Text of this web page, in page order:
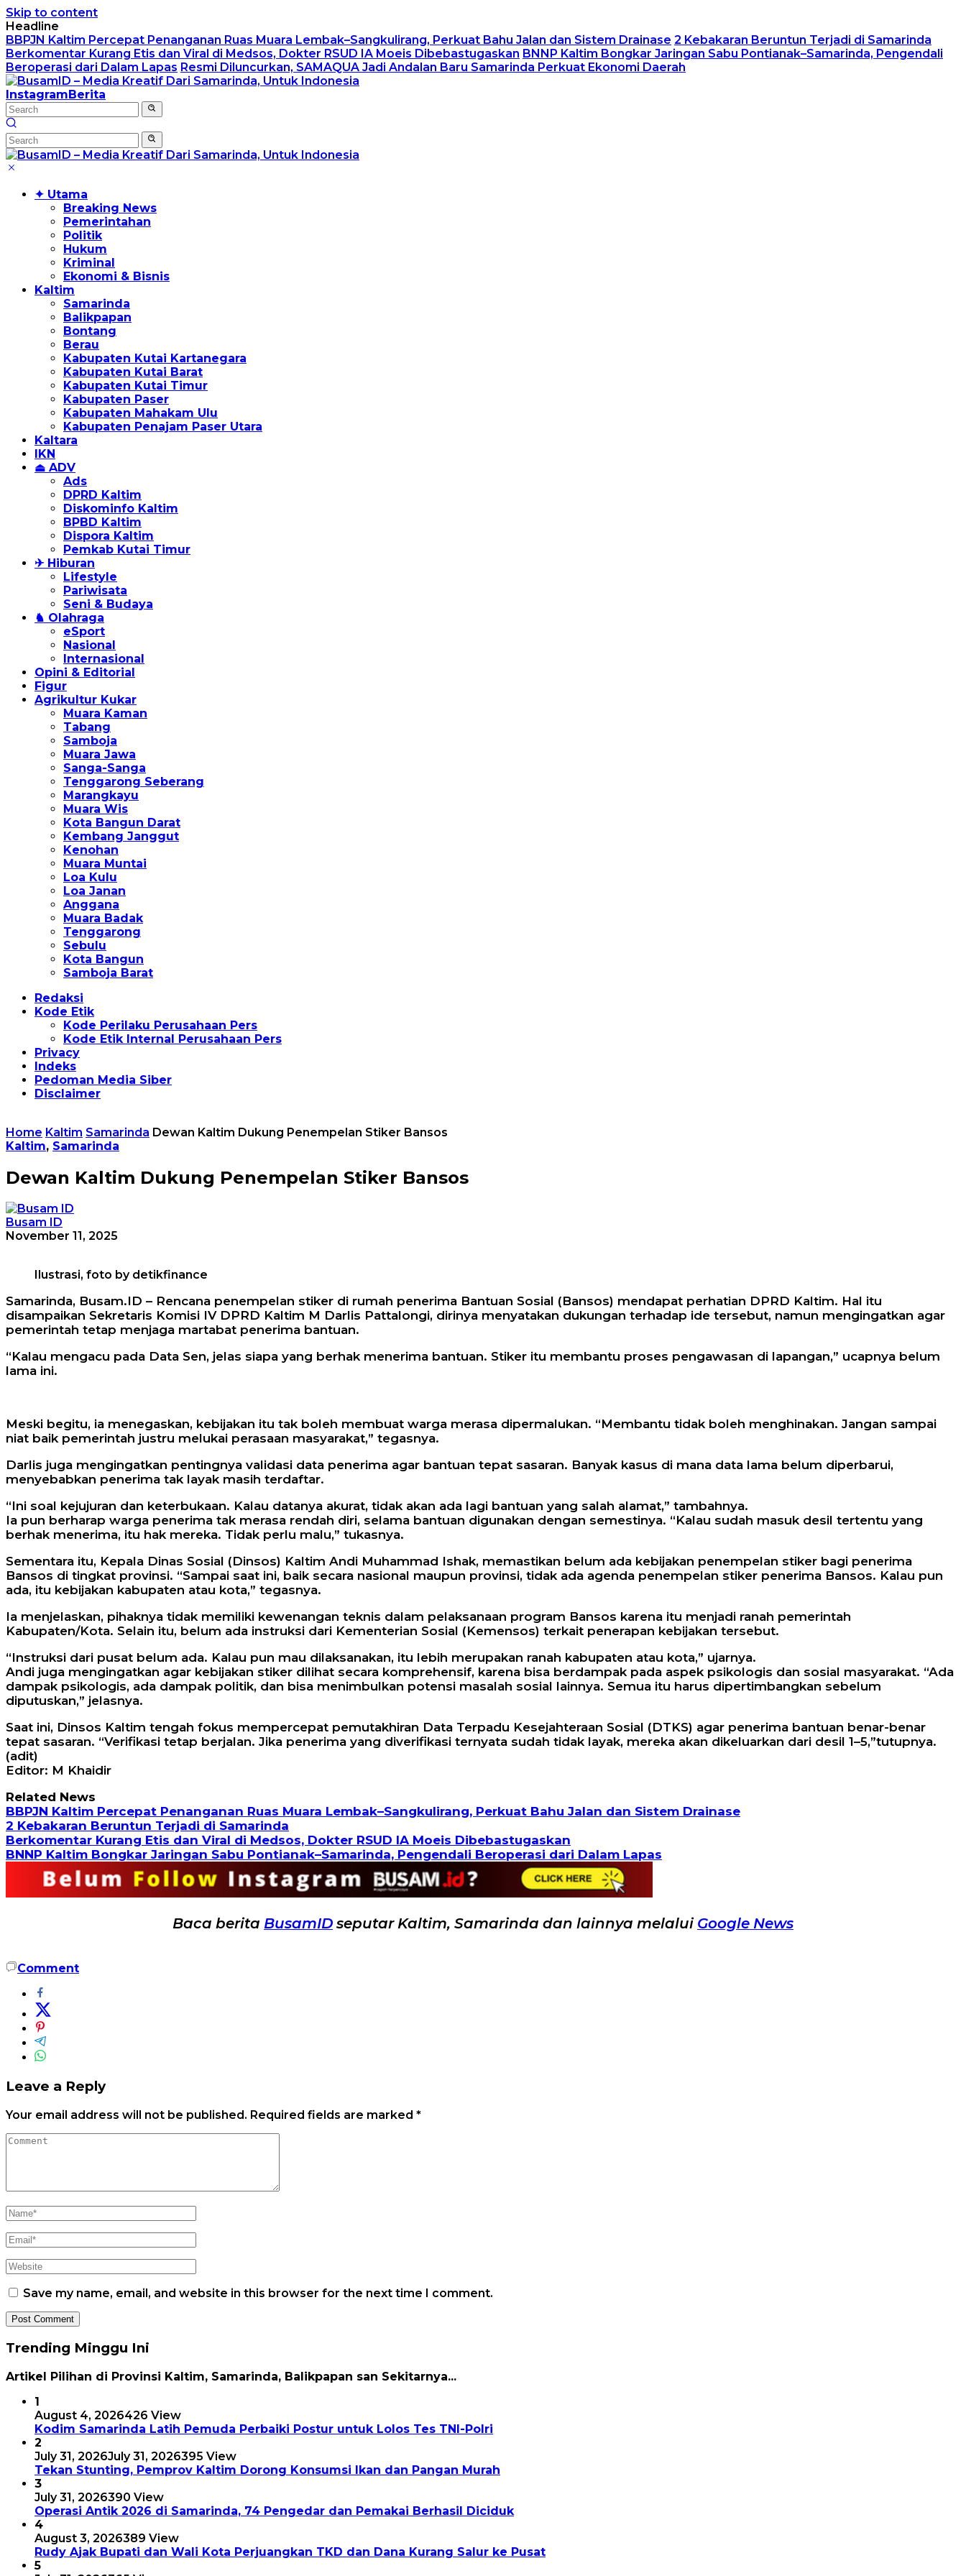
Skip to content
Headline
BBPJN Kaltim Percepat Penanganan Ruas Muara Lembak–Sangkulirang, Perkuat Bahu Jalan dan Sistem Drainase 2 Kebakaran Beruntun Terjadi di Samarinda
Berkomentar Kurang Etis dan Viral di Medsos, Dokter RSUD IA Moeis Dibebastugaskan BNNP Kaltim Bongkar Jaringan Sabu Pontianak–Samarinda, Pengendali
Beroperasi dari Dalam Lapas Resmi Diluncurkan, SAMAQUA Jadi Andalan Baru Samarinda Perkuat Ekonomi Daerah
InstagramBerita
✦ Utama
Breaking News
Pemerintahan
Politik
Hukum
Kriminal
Ekonomi & Bisnis
Kaltim
Samarinda
Balikpapan
Bontang
Berau
Kabupaten Kutai Kartanegara
Kabupaten Kutai Barat
Kabupaten Kutai Timur
Kabupaten Paser
Kabupaten Mahakam Ulu
Kabupaten Penajam Paser Utara
Kaltara
IKN
⏏ ADV
Ads
DPRD Kaltim
Diskominfo Kaltim
BPBD Kaltim
Dispora Kaltim
Pemkab Kutai Timur
✈ Hiburan
Lifestyle
Pariwisata
Seni & Budaya
♞ Olahraga
eSport
Nasional
Internasional
Opini & Editorial
Figur
Agrikultur Kukar
Muara Kaman
Tabang
Samboja
Muara Jawa
Sanga-Sanga
Tenggarong Seberang
Marangkayu
Muara Wis
Kota Bangun Darat
Kembang Janggut
Kenohan
Muara Muntai
Loa Kulu
Loa Janan
Anggana
Muara Badak
Tenggarong
Sebulu
Kota Bangun
Samboja Barat
Redaksi
Kode Etik
Kode Perilaku Perusahaan Pers
Kode Etik Internal Perusahaan Pers
Privacy
Indeks
Pedoman Media Siber
Disclaimer
Home Kaltim Samarinda Dewan Kaltim Dukung Penempelan Stiker Bansos
Kaltim, Samarinda
Dewan Kaltim Dukung Penempelan Stiker Bansos
Busam ID
November 11, 2025
Ilustrasi, foto by detikfinance
Samarinda, Busam.ID – Rencana penempelan stiker di rumah penerima Bantuan Sosial (Bansos) mendapat perhatian DPRD Kaltim. Hal itu
disampaikan Sekretaris Komisi IV DPRD Kaltim M Darlis Pattalongi, dirinya menyatakan dukungan terhadap ide tersebut, namun mengingatkan agar
pemerintah tetap menjaga martabat penerima bantuan.
“Kalau mengacu pada Data Sen, jelas siapa yang berhak menerima bantuan. Stiker itu membantu proses pengawasan di lapangan,” ucapnya belum
lama ini.
Meski begitu, ia menegaskan, kebijakan itu tak boleh membuat warga merasa dipermalukan. “Membantu tidak boleh menghinakan. Jangan sampai
niat baik pemerintah justru melukai perasaan masyarakat,” tegasnya.
Darlis juga mengingatkan pentingnya validasi data penerima agar bantuan tepat sasaran. Banyak kasus di mana data lama belum diperbarui,
menyebabkan penerima tak layak masih terdaftar.
“Ini soal kejujuran dan keterbukaan. Kalau datanya akurat, tidak akan ada lagi bantuan yang salah alamat,” tambahnya.
Ia pun berharap warga penerima tak merasa rendah diri, selama bantuan digunakan dengan semestinya. “Kalau sudah masuk desil tertentu yang
berhak menerima, itu hak mereka. Tidak perlu malu,” tukasnya.
Sementara itu, Kepala Dinas Sosial (Dinsos) Kaltim Andi Muhammad Ishak, memastikan belum ada kebijakan penempelan stiker bagi penerima
Bansos di tingkat provinsi. “Sampai saat ini, baik secara nasional maupun provinsi, tidak ada agenda penempelan stiker penerima Bansos. Kalau pun
ada, itu kebijakan kabupaten atau kota,” tegasnya.
Ia menjelaskan, pihaknya tidak memiliki kewenangan teknis dalam pelaksanaan program Bansos karena itu menjadi ranah pemerintah
Kabupaten/Kota. Selain itu, belum ada instruksi dari Kementerian Sosial (Kemensos) terkait penerapan kebijakan tersebut.
“Instruksi dari pusat belum ada. Kalau pun mau dilaksanakan, itu lebih merupakan ranah kabupaten atau kota,” ujarnya.
Andi juga mengingatkan agar kebijakan stiker dilihat secara komprehensif, karena bisa berdampak pada aspek psikologis dan sosial masyarakat. “Ada
dampak psikologis, ada dampak politik, dan bisa menimbulkan potensi masalah sosial lainnya. Semua itu harus dipertimbangkan sebelum
diputuskan,” jelasnya.
Saat ini, Dinsos Kaltim tengah fokus mempercepat pemutakhiran Data Terpadu Kesejahteraan Sosial (DTKS) agar penerima bantuan benar-benar
tepat sasaran. “Verifikasi tetap berjalan. Jika penerima yang diverifikasi ternyata sudah tidak layak, mereka akan dikeluarkan dari desil 1–5,”tutupnya.
(adit)
Editor: M Khaidir
Related News
BBPJN Kaltim Percepat Penanganan Ruas Muara Lembak–Sangkulirang, Perkuat Bahu Jalan dan Sistem Drainase
2 Kebakaran Beruntun Terjadi di Samarinda
Berkomentar Kurang Etis dan Viral di Medsos, Dokter RSUD IA Moeis Dibebastugaskan
BNNP Kaltim Bongkar Jaringan Sabu Pontianak–Samarinda, Pengendali Beroperasi dari Dalam Lapas
Baca berita BusamIDseputar Kaltim, Samarinda dan lainnya melalui Google News
Comment
Leave a Reply
Your email address will not be published. Required fields are marked *
Save my name, email, and website in this browser for the next time I comment.
Trending Minggu Ini
Artikel Pilihan di Provinsi Kaltim, Samarinda, Balikpapan san Sekitarnya...
1
August 4, 2026426 View
Kodim Samarinda Latih Pemuda Perbaiki Postur untuk Lolos Tes TNI-Polri
2
July 31, 2026July 31, 2026395 View
Tekan Stunting, Pemprov Kaltim Dorong Konsumsi Ikan dan Pangan Murah
3
July 31, 2026390 View
Operasi Antik 2026 di Samarinda, 74 Pengedar dan Pemakai Berhasil Diciduk
4
August 3, 2026389 View
Rudy Ajak Bupati dan Wali Kota Perjuangkan TKD dan Dana Kurang Salur ke Pusat
5